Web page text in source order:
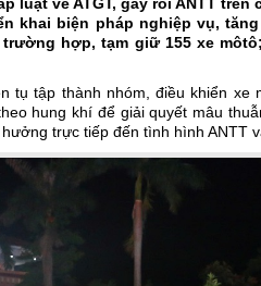
khai biện pháp nghiệp vụ,
hợp, tạm giữ 155 xe
tụ tập thành nhóm, điều khiển xe
hung khí để giải quyết mâu
trực tiếp đến tình hình ANTT